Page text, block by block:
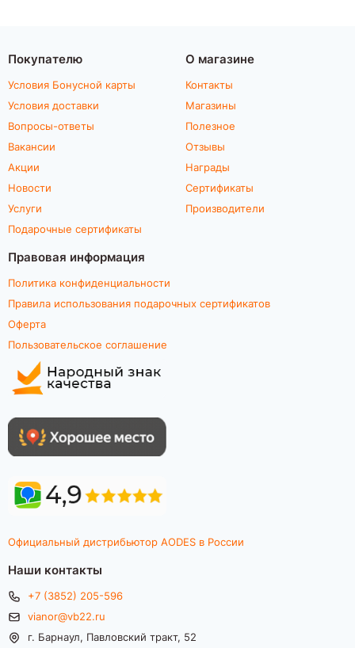
Покупателю
Условия Бонусной карты
Условия доставки
Вопросы-ответы
Вакансии
Акции
Новости
Услуги
Подарочные сертификаты
О магазине
Контакты
Магазины
Полезное
Отзывы
Награды
Сертификаты
Производители
Правовая информация
Политика конфиденциальности
Правила использования подарочных сертификатов
Оферта
Пользовательское соглашение
Официальный дистрибьютор AODES в России
Наши контакты
+7 (3852) 205-596
vianor@vb22.ru
г. Барнаул, Павловский тракт, 52